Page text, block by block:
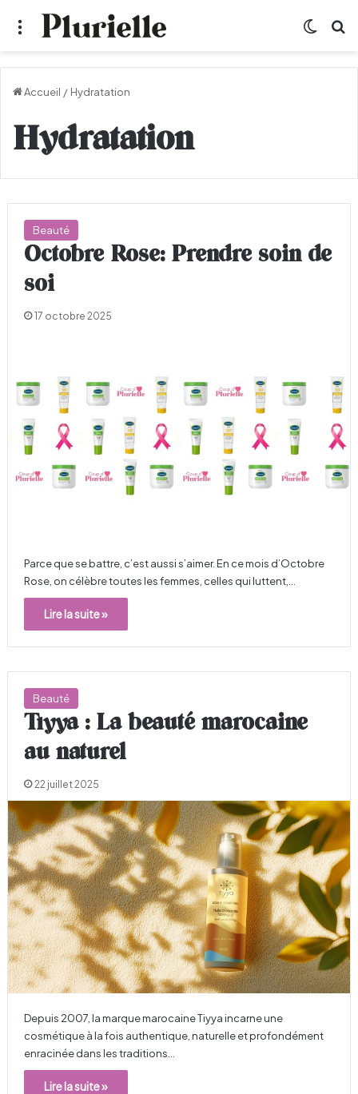
Menu
Accueil / Hydratation
Hydratation
Beauté
Octobre Rose: Prendre soin de
soi
17 octobre 2025
Parce que se battre, c’est aussi s’aimer. En ce mois d’Octobre
Rose, on célèbre toutes les femmes, celles qui luttent,…
Lire la suite »
Beauté
Tiyya : La beauté marocaine
au naturel
22 juillet 2025
Depuis 2007, la marque marocaine Tiyya incarne une
cosmétique à la fois authentique, naturelle et profondément
enracinée dans les traditions…
Lire la suite »